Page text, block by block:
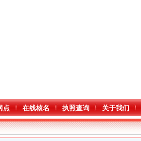
点 在线核名 执照查询 关于我们